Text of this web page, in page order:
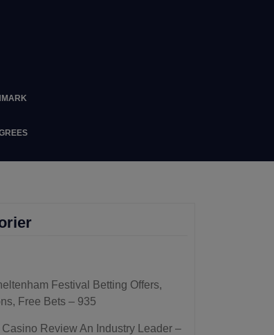
Festival Betting Offers,
Free Bets – 935
Casino Review An Industry Leader –